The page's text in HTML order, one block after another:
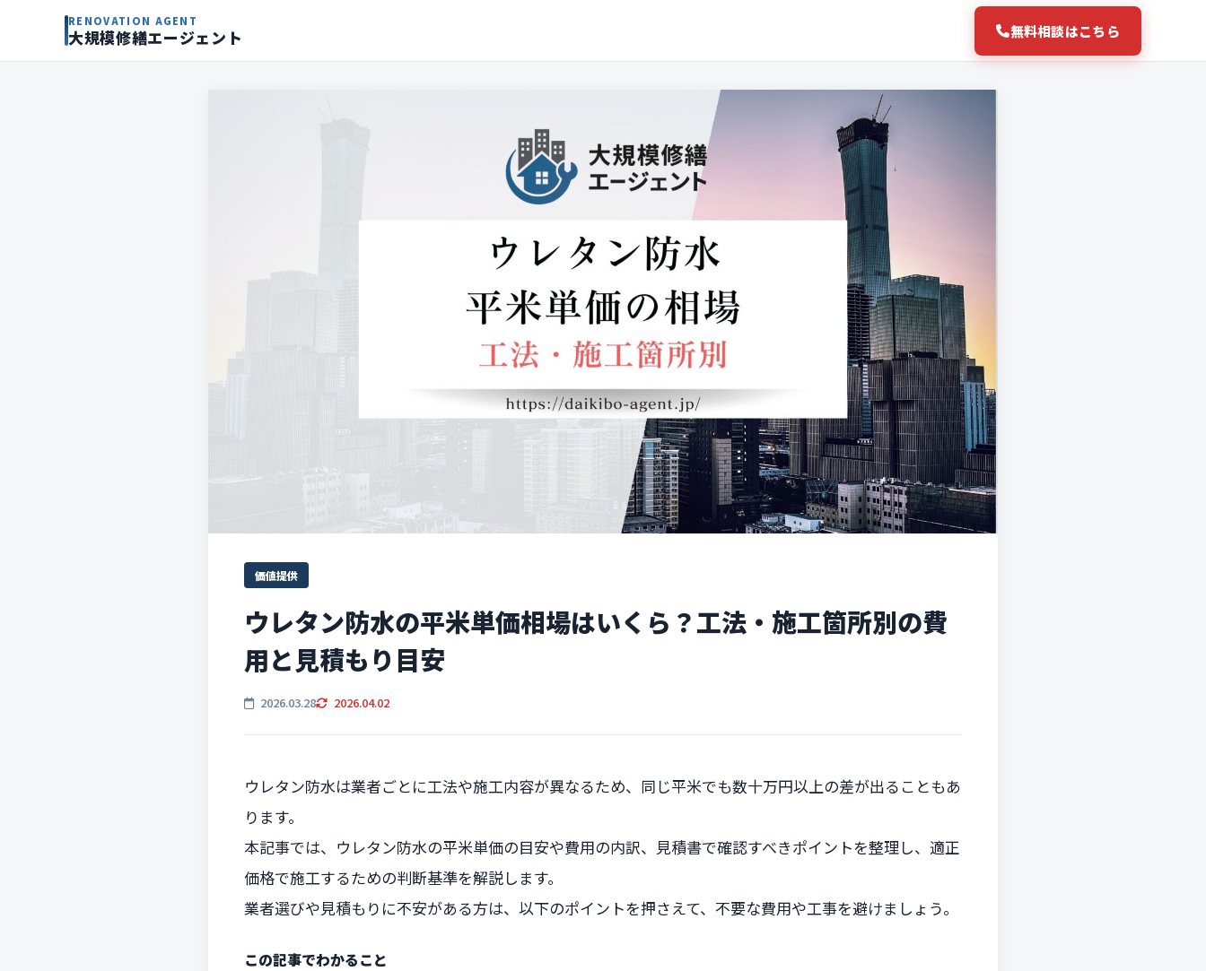
RENOVATION AGENT
大規模修繕エージェント 無料相談はこちら
価値提供
ウレタン防水の平米単価相場はいくら？工法・施工箇所別の費
用と見積もり目安
2026.03.28 2026.04.02
ウレタン防水は業者ごとに工法や施工内容が異なるため、同じ平米でも数十万円以上の差が出ることもあ
ります。
本記事では、ウレタン防水の平米単価の目安や費用の内訳、見積書で確認すべきポイントを整理し、適正
価格で施工するための判断基準を解説します。
業者選びや見積もりに不安がある方は、以下のポイントを押さえて、不要な費用や工事を避けましょう。
この記事でわかること